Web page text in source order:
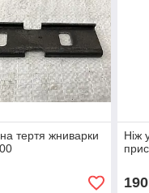
тертя жниварки
Ніж
190